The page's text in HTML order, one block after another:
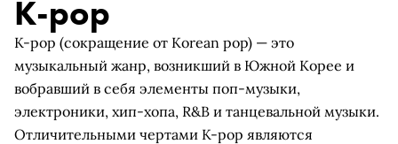
K-pop
K-pop (сокращение от Korean pop) — это
музыкальный жанр, возникший в Южной Корее и
вобравший в себя элементы поп-музыки,
электроники, хип-хопа, R&B и танцевальной музыки.
Отличительными чертами K-pop являются